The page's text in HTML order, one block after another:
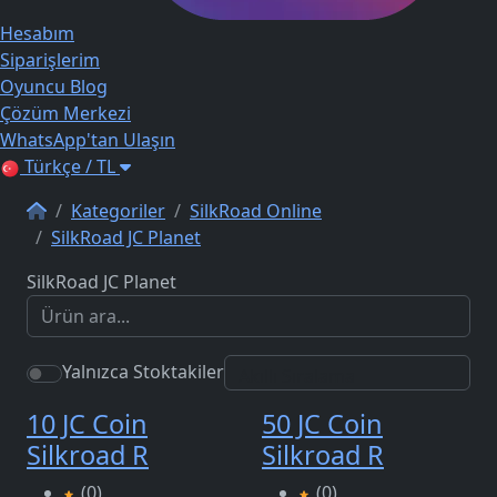
Hesabım
Siparişlerim
Oyuncu Blog
Çözüm Merkezi
WhatsApp'tan Ulaşın
Türkçe / TL
Kategoriler
SilkRoad Online
SilkRoad JC Planet
SilkRoad JC Planet
Yalnızca Stoktakiler
10 JC Coin
Silkroad R
50 JC Coin
Silkroad R